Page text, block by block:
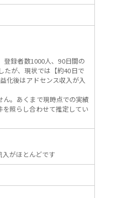
登録者数1000人、90日間の
たが、現状では【約40日で
化後はアドセンス収入が入
ん。あくまで現時点での実績
照らし合わせて推定してい
がほとんどです